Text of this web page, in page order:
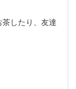
したり、友達